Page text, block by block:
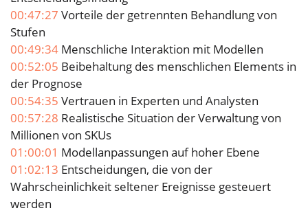
00:47:27 Vorteile der getrennten Behandlung von
Stufen
00:49:34 Menschliche Interaktion mit Modellen
00:52:05 Beibehaltung des menschlichen Elements in
der Prognose
00:54:35 Vertrauen in Experten und Analysten
00:57:28 Realistische Situation der Verwaltung von
Millionen von SKUs
01:00:01 Modellanpassungen auf hoher Ebene
01:02:13 Entscheidungen, die von der
Wahrscheinlichkeit seltener Ereignisse gesteuert
werden